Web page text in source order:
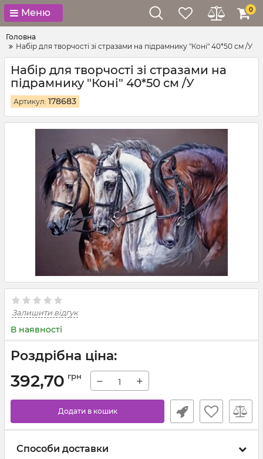
Меню 0
Головна
Набір для творчості зі стразами на підрамнику "Коні" 40*50 см /У
Набір для творчості зі стразами на
підрамнику "Коні" 40*50 см /У
Артикул: 178683
Залишити відгук
В наявності
Роздрібна ціна:
392,70 грн − +
Додати в кошик
Способи доставки